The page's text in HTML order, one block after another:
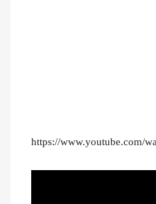
https://www.youtube.com/